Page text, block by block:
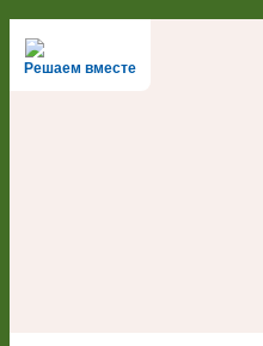
Решаем вместе